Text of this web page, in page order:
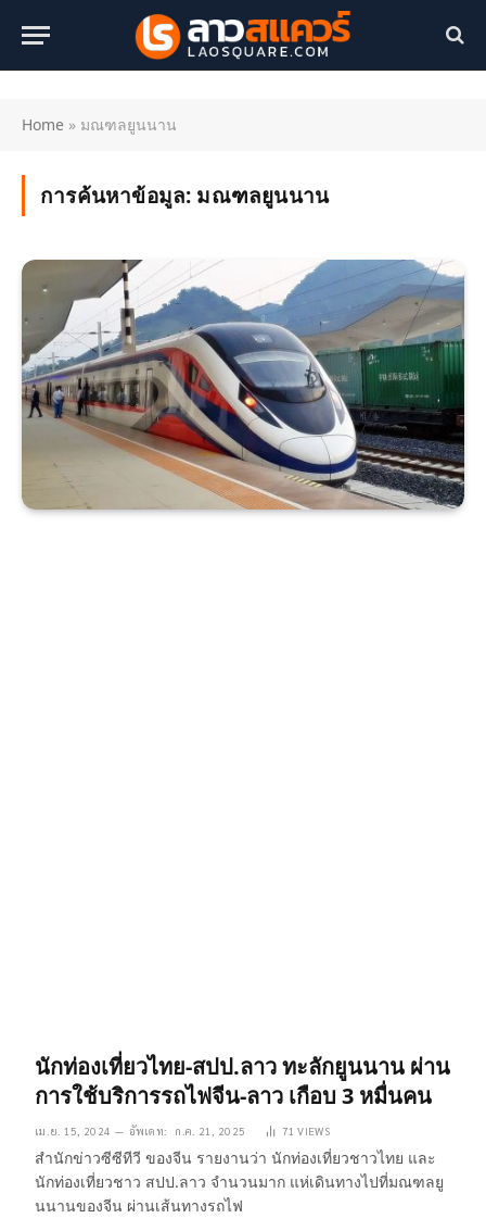
Home » มณฑลยูนนาน
การค้นหาข้อมูล: มณฑลยูนนาน
นักท่องเที่ยวไทย-สปป.ลาว ทะลักยูนนาน ผ่าน
การใช้บริการรถไฟจีน-ลาว เกือบ 3 หมื่นคน
เม.ย. 15, 2024 อัพเดท: ก.ค. 21, 2025 71VIEWS
สำนักข่าวซีซีทีวี ของจีน รายงานว่า นักท่องเที่ยวชาวไทย และ
นักท่องเที่ยวชาว สปป.ลาว จำนวนมาก แห่เดินทางไปที่มณฑลยู
นนานของจีน ผ่านเส้นทางรถไฟ